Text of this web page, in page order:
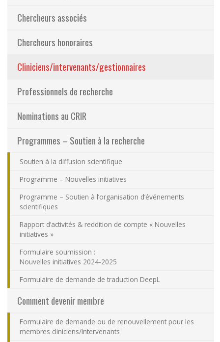
Membres
Éthique
Nous joindre
Plan du site
Accessibilité
Espace membre
Chercheurs associés
Chercheurs honoraires
Cliniciens/intervenants/gestionnaires
Professionnels de recherche
Nominations au CRIR
Programmes – Soutien à la recherche
Soutien à la diffusion scientifique
Programme – Nouvelles initiatives
Programme – Soutien à l’organisation d’événements
scientifiques
Rapport d’activités & reddition de compte « Nouvelles
initiatives »
Formulaire soumission :
Nouvelles initiatives 2024-2025
Formulaire de demande de traduction DeepL
Comment devenir membre
Formulaire de demande ou de renouvellement pour les
membres cliniciens/intervenants